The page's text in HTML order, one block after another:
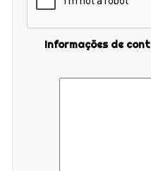
Informações de